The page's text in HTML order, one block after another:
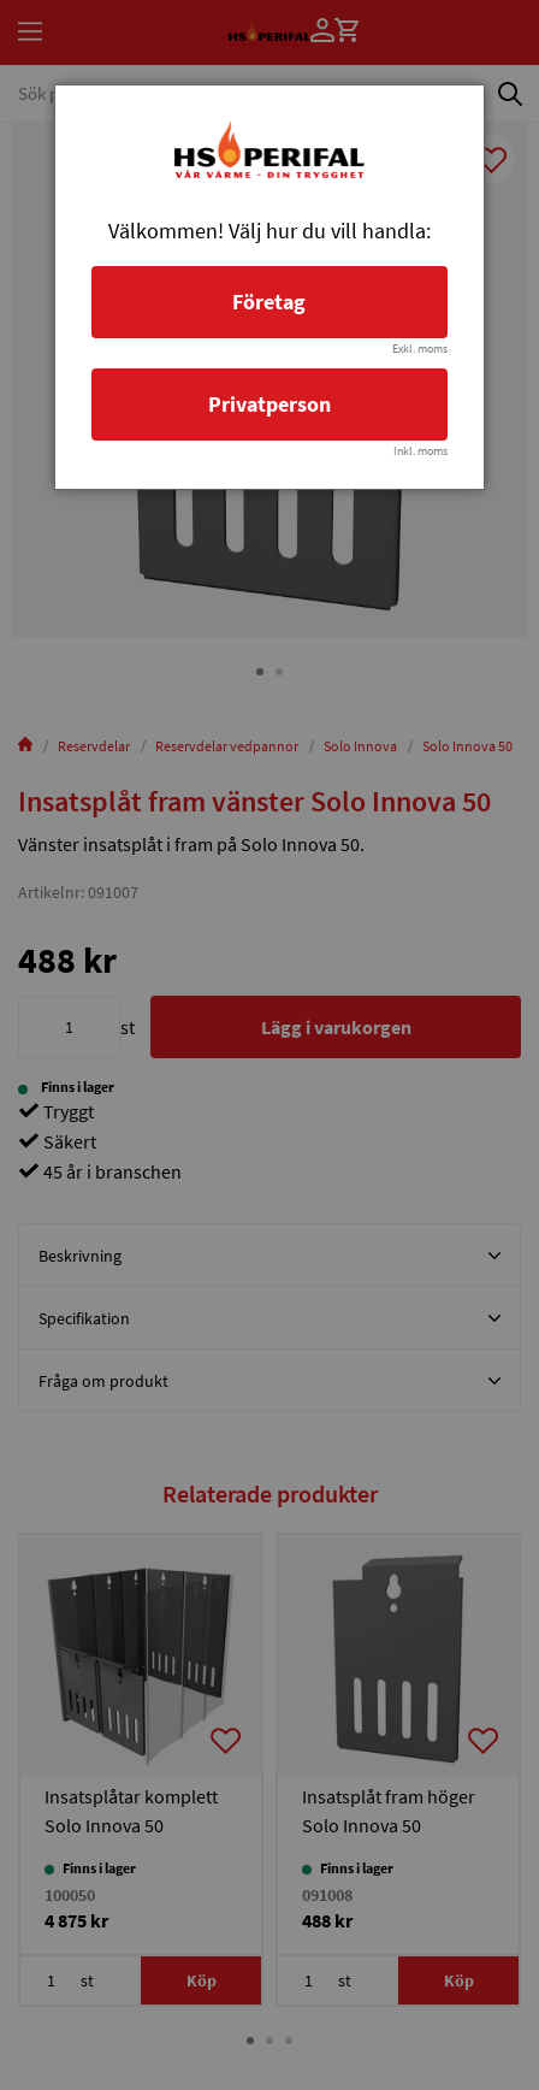
Reservdelar Reservdelar vedpannor Solo Innova Solo Innova 50
Insatsplåt fram vänster Solo Innova 50
Vänster insatsplåt i fram på Solo Innova 50.
Artikelnr: 091007
488 kr
st Lägg i varukorgen
Finns i lager
Tryggt
Säkert
45 år i branschen
Beskrivning
Specifikation
Fråga om produkt
Relaterade produkter
Insatsplåtar komplett
Solo Innova 50
Finns i lager
100050
4 875 kr
st Köp
Insatsplåt fram höger
Solo Innova 50
Finns i lager
091008
488 kr
st Köp
Välkommen! Välj hur du vill handla:
Företag
Exkl. moms
Privatperson
Inkl. moms